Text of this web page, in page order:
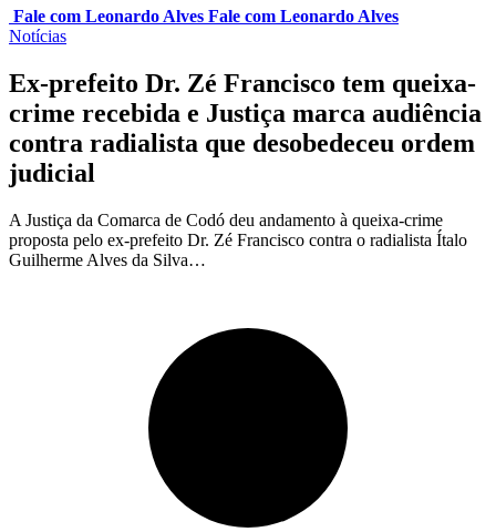
Fale com Leonardo Alves Fale com Leonardo Alves
Notícias
Ex-prefeito Dr. Zé Francisco tem queixa-
crime recebida e Justiça marca audiência
contra radialista que desobedeceu ordem
judicial
A Justiça da Comarca de Codó deu andamento à queixa-crime
proposta pelo ex-prefeito Dr. Zé Francisco contra o radialista Ítalo
Guilherme Alves da Silva…